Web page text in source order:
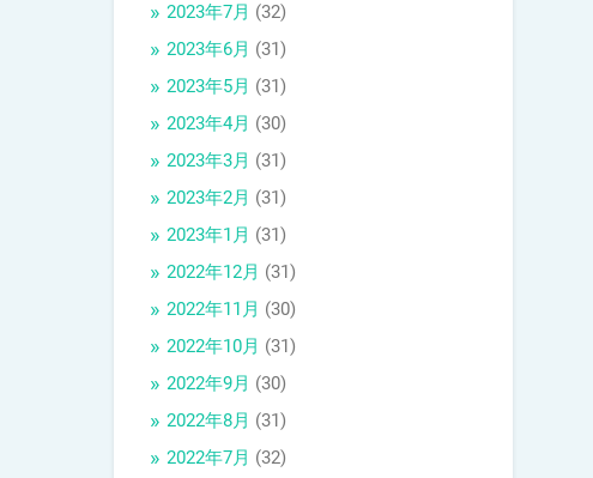
2023年7月 (32)
2023年6月 (31)
2023年5月 (31)
2023年4月 (30)
2023年3月 (31)
2023年2月 (31)
2023年1月 (31)
2022年12月 (31)
2022年11月 (30)
2022年10月 (31)
2022年9月 (30)
2022年8月 (31)
2022年7月 (32)